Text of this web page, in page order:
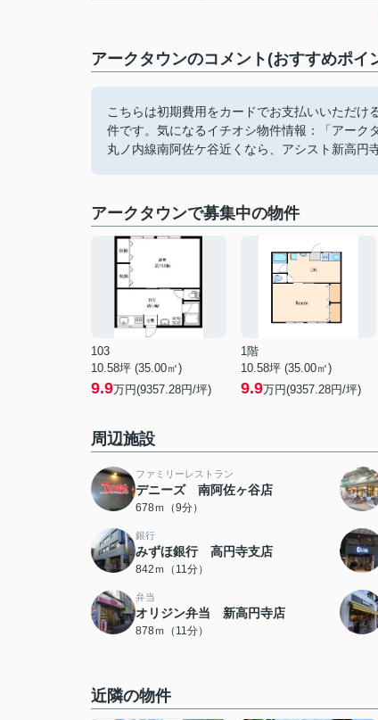
アークタウンのコメント(おすすめポイ
こちらは初期費用をカードでお支払いいただ
件です。気になるイチオシ物件情報：「アーク
丸ノ内線南阿佐ケ谷近くなら、アシスト新高円
アークタウンで募集中の物件
103
10.58坪 (35.00㎡)
9.9万円(9357.28円/坪)
1階
10.58坪 (35.00㎡)
9.9万円(9357.28円/坪)
周辺施設
ファミリーレストラン
デニーズ 南阿佐ヶ谷店
678ｍ（9分）
銀行
みずほ銀行 高円寺支店
842ｍ（11分）
弁当
オリジン弁当 新高円寺店
878ｍ（11分）
近隣の物件